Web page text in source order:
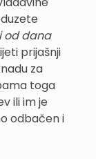
od dana
prijašnji
za
toga
ili im je
odbačen i